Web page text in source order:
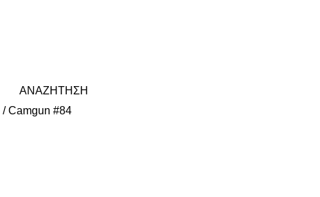
ΑΝΑΖΗΤΗΣΗ
/Camgun #84